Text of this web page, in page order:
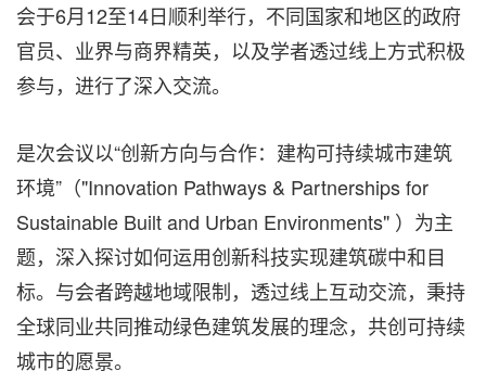
会于6月12至14日顺利举行，不同国家和地区的政府
官员、业界与商界精英，以及学者透过线上方式积极
参与，进行了深入交流。
是次会议以“创新方向与合作：建构可持续城市建筑
环境”（"Innovation Pathways & Partnerships for
Sustainable Built and Urban Environments" ）为主
题，深入探讨如何运用创新科技实现建筑碳中和目
标。与会者跨越地域限制，透过线上互动交流，秉持
全球同业共同推动绿色建筑发展的理念，共创可持续
城市的愿景。